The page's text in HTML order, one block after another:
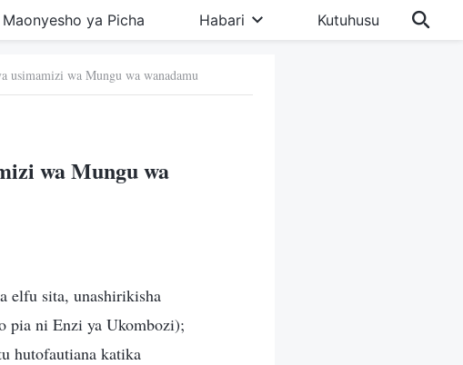
Maonyesho ya Picha Habari Kutuhusu
usimamizi wa Mungu wa wanadamu
wa Mungu wa
elfu sita, unashirikisha
pia ni Enzi ya Ukombozi);
hutofautiana katika